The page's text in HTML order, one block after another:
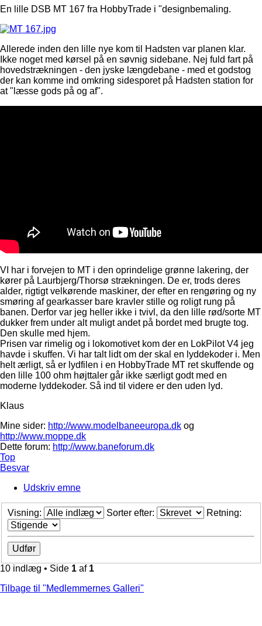
En lille DSB MT 167 fra HobbyTrade i "designbemaling.
Allerede inden den lille nye kom til Hadsten var planen klar.
Ikke noget med kørsel på en søvnig sidebane. Nej fuld fart på
hovedstrækningen - den jyske længdebane - med et godstog
der kan komme ind omkring sidesporet på Hadsten station for
at "læsse gods på og af".
VI har i forvejen to MT i den oprindelige grønne lakering, der
kører på Laurbjerg/Thorsø strækningen. De er, trods deres
alder, rigtigt velkørende maskiner, der efter en rengøring og ny
smøring af gearkasser bare kravler stille og roligt rung på
banen. Derfor var jeg heller ikke i tvivl, da den lille rød/sorte MT
dukker frem under alt muligt andet på bordet med brugte tog.
Den skulle med hjem.
Prisen var rimelig og i lokomotivet kom der en LokPilot V4 jeg
havde i skuffen. Vi har talt lidt om der skal en lyddekoder i. Men
helt ærligt, så er lydfilen i en HobbyTrade MT ret skuffende og
den lille 100 ohm højttaler går ikke særligt godt med en
moderne lyddekoder. Så ind til videre er den uden lyd.
Klaus
Mine sider: http://www.modelbaneeuropa.dk og
http://www.moppe.dk
Dette forum: http://www.baneforum.dk
Top
Besvar
Udskriv emne
Visning: Sorter efter: Retning:
10 indlæg • Side 1 af 1
Tilbage til "Medlemmernes Galleri"